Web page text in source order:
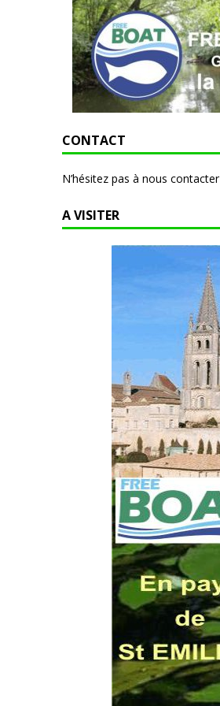
CONTACT
N’hésitez pas à nous contacter
A VISITER